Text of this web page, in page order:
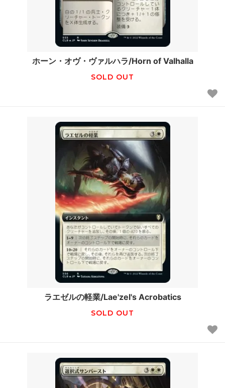
ホーン・オヴ・ヴァルハラ/Horn of Valhalla
SOLD OUT
ラエゼルの軽業/Lae'zel's Acrobatics
SOLD OUT